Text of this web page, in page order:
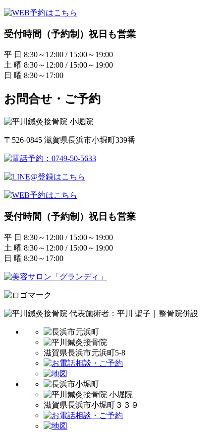
受付時間（予約制）祝日も営業
平 日 8:30～12:00 / 15:00～19:00
土 曜 8:30～12:00 / 15:00～19:00
日 曜 8:30～17:00
お問合せ・ご予約
〒526-0845 滋賀県長浜市小堀町339番
受付時間（予約制）祝日も営業
平 日 8:30～12:00 / 15:00～19:00
土 曜 8:30～12:00 / 15:00～19:00
日 曜 8:30～17:00
代表施術者：平川 聖子｜整骨院併設
滋賀県長浜市元浜町5-8
滋賀県長浜市小堀町３３９